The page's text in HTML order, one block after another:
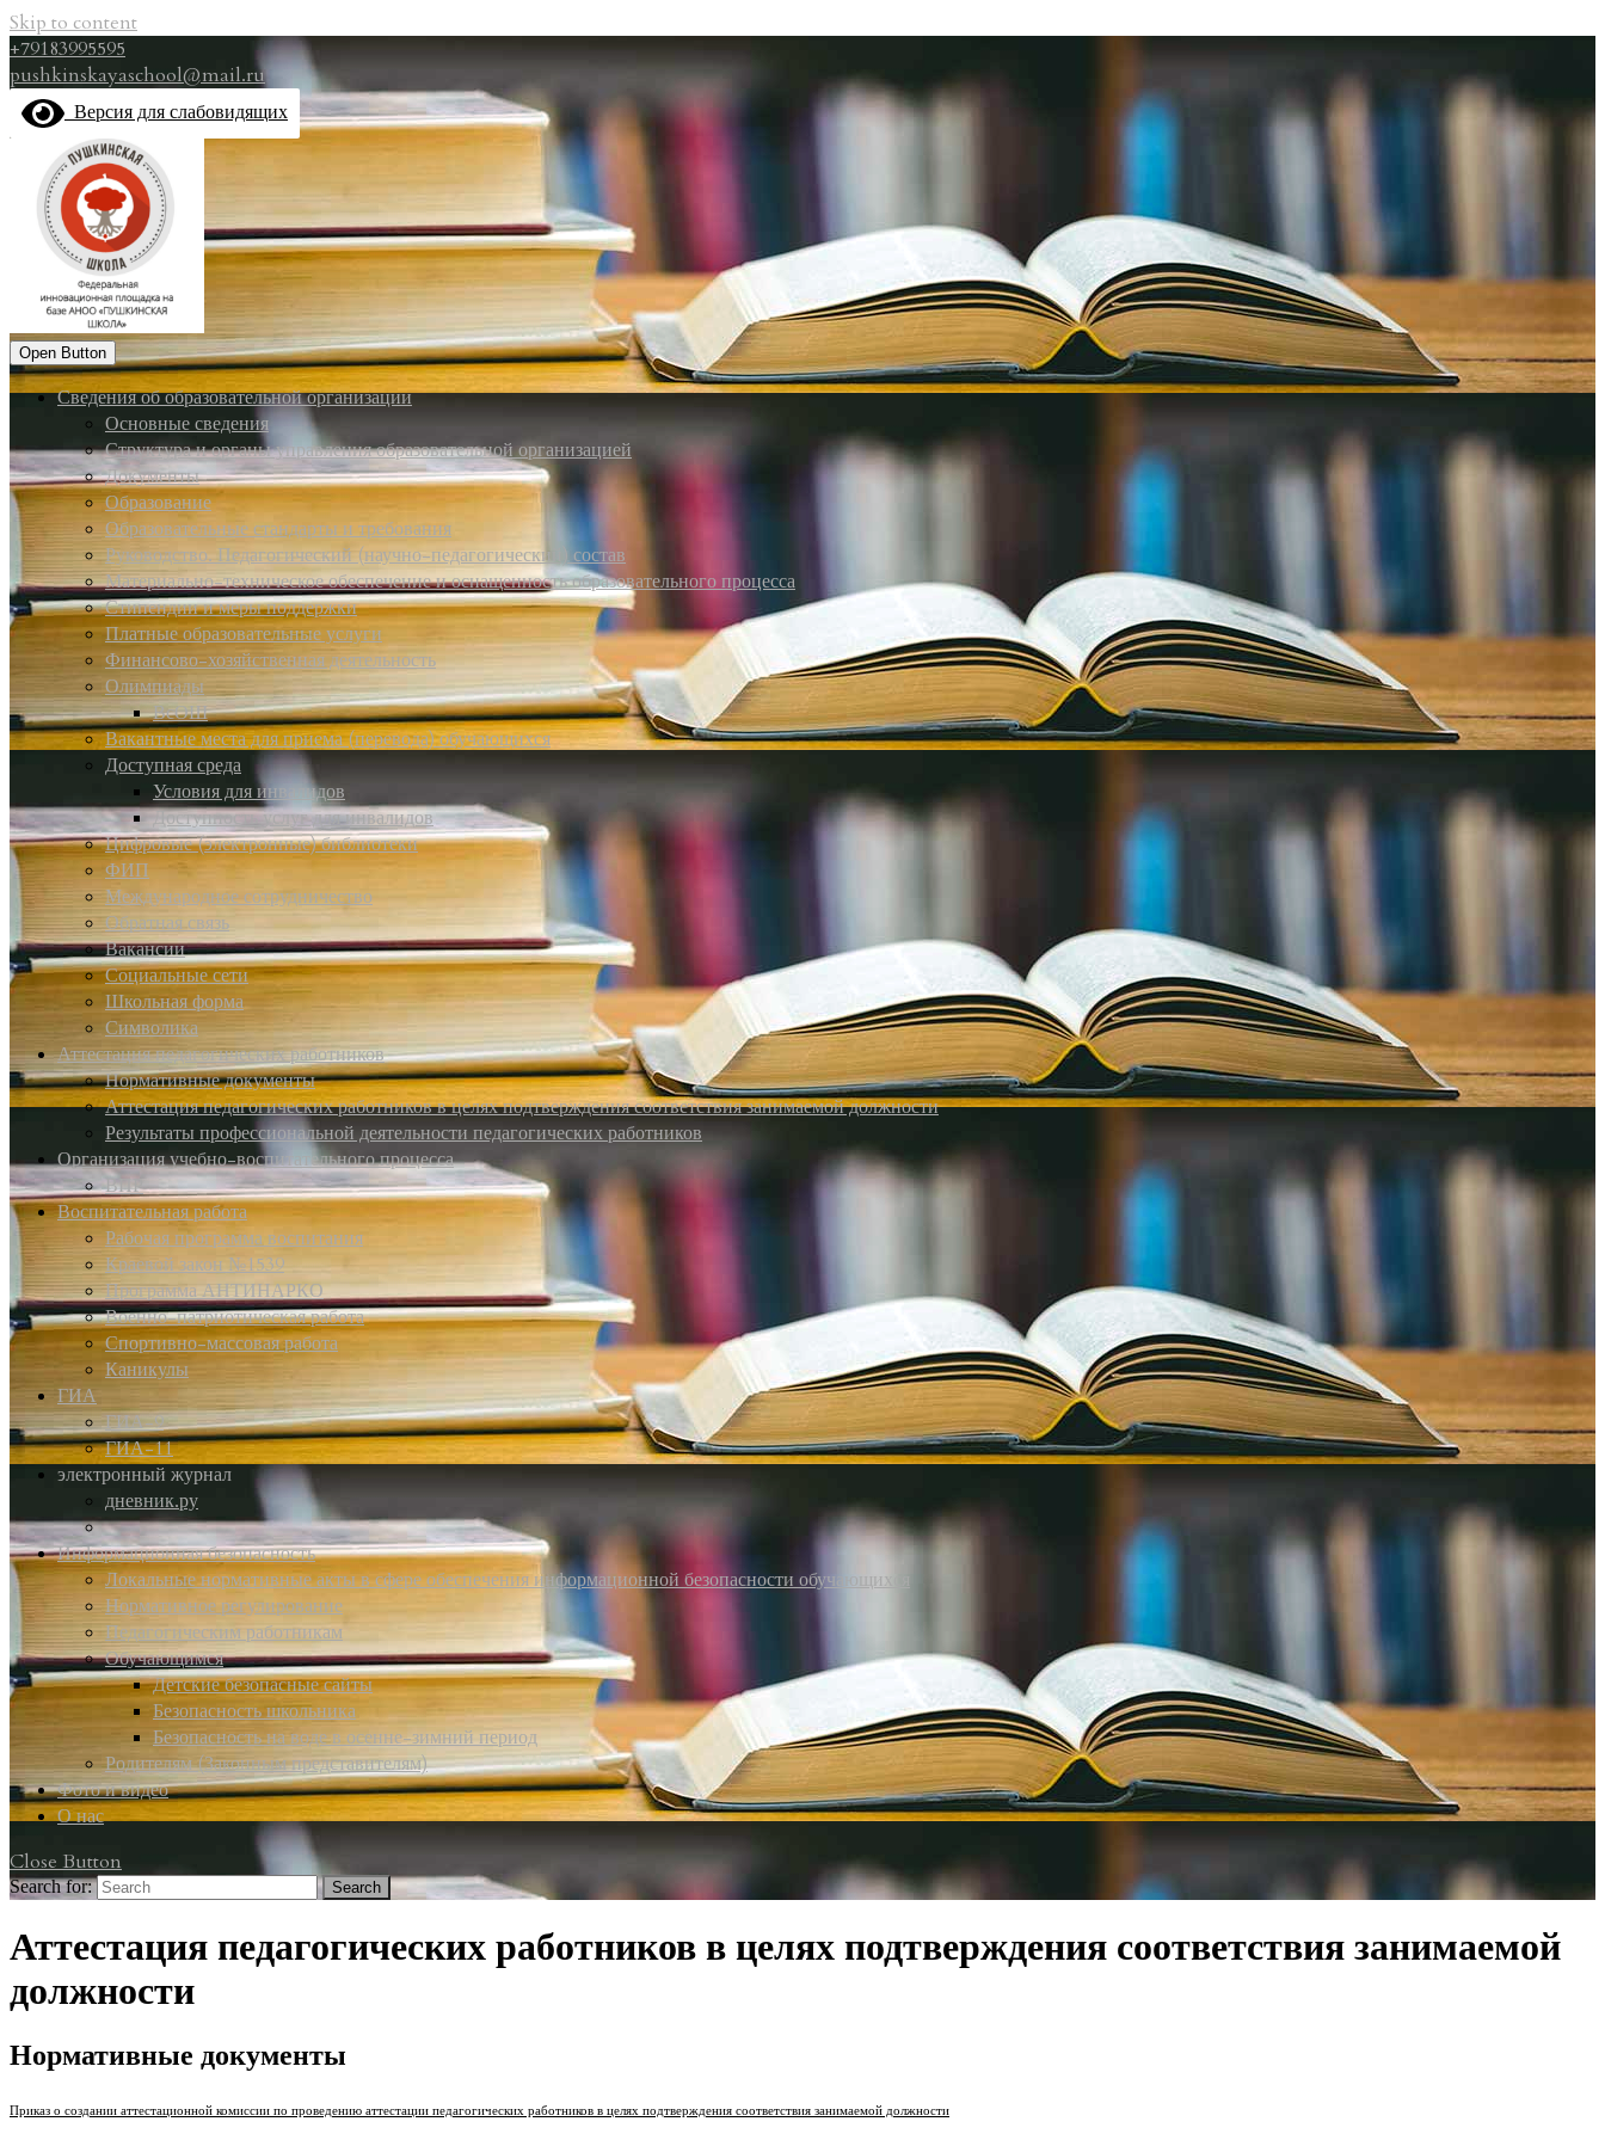
Skip to content
+79183995595
pushkinskayaschool@mail.ru
Версия для слабовидящих
Open Button
Сведения об образовательной организации
Основные сведения
Структура и органы управления образовательной организацией
Документы
Образование
Образовательные стандарты и требования
Руководство. Педагогический (научно-педагогический) состав
Материально-техническое обеспечение и оснащенность образовательного процесса
Стипендии и меры поддержки
Платные образовательные услуги
Финансово-хозяйственная деятельность
Олимпиады
ВсОШ
Вакантные места для приема (перевода) обучающихся
Доступная среда
Условия для инвалидов
Доступность услуг для инвалидов
Цифровые (электронные) библиотеки
ФИП
Международное сотрудничество
Обратная связь
Вакансии
Социальные сети
Школьная форма
Символика
Аттестация педагогических работников
Нормативные документы
Аттестация педагогических работников в целях подтверждения соответствия занимаемой должности
Результаты профессиональной деятельности педагогических работников
Организация учебно-воспитательного процесса
ВПР
Воспитательная работа
Рабочая программа воспитания
Краевой закон №1539
Программа АНТИНАРКО
Военно-патриотическая работа
Спортивно-массовая работа
Каникулы
ГИА
ГИА-9
ГИА-11
электронный журнал
дневник.ру
Информационная безопасность
Локальные нормативные акты в сфере обеспечения информационной безопасности обучающихся
Нормативное регулирование
Педагогическим работникам
Обучающимся
Детские безопасные сайты
Безопасность школьника
Безопасность на воде в осенне-зимний период
Родителям (Законным представителям)
Фото и видео
О нас
Close Button
Search for:
Аттестация педагогических работников в целях подтверждения соответствия занимаемой
должности
Нормативные документы
Приказ о создании аттестационной комиссии по проведению аттестации педагогических работников в целях подтверждения соответствия занимаемой должности